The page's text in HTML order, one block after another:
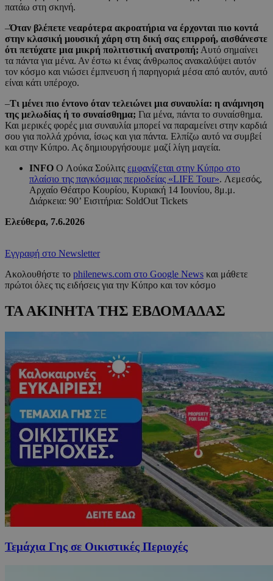
πατάω στη σκηνή.
–Όταν βλέπετε νεαρότερα ακροατήρια να έρχονται πιο κοντά
στην κλασική μουσική χάρη στη δική σας επιρροή, αισθάνεστε
ότι πετύχατε μια μικρή πολιτιστική ανατροπή; Αυτό σημαίνει
τα πάντα για μένα. Αν έστω κι ένας άνθρωπος ανακαλύψει αυτόν
τον κόσμο και νιώσει έμπνευση ή παρηγοριά μέσα από αυτόν, αυτό
είναι κάτι υπέροχο.
–Τι μένει πιο έντονο όταν τελειώνει μια συναυλία: η ανάμνηση
της μελωδίας ή το συναίσθημα; Για μένα, πάντα το συναίσθημα.
Και μερικές φορές μια συναυλία μπορεί να παραμείνει στην καρδιά
σου για πολλά χρόνια, ίσως και για πάντα. Ελπίζω αυτό να συμβεί
και στην Κύπρο. Ας δημιουργήσουμε μαζί λίγη μαγεία.
INFO O Λούκα Σούλιτς εμφανίζεται στην Κύπρο στο
πλαίσιο της παγκόσμιας περιοδείας «LIFE Tour». Λεμεσός,
Αρχαίο Θέατρο Κουρίου, Κυριακή 14 Ιουνίου, 8μ.μ.
Διάρκεια: 90’ Εισιτήρια: SoldOut Tickets
Ελεύθερα, 7.6.2026
Εγγραφή στο Newsletter
Ακολουθήστε το philenews.com στο Google News και μάθετε
πρώτοι όλες τις ειδήσεις για την Κύπρο και τον κόσμο
ΤΑ ΑΚΙΝΗΤΑ ΤΗΣ ΕΒΔΟΜΑΔΑΣ
Τεμάχια Γης σε Οικιστικές Περιοχές